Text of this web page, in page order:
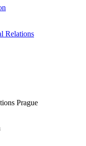
Relations
Prague